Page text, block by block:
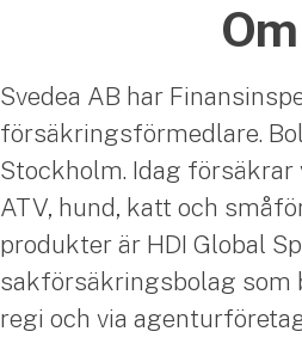
Svedea AB har
försäkringsförmedlare.
Stockholm. Idag försäkrar
ATV, hund, katt och
produkter är HDI Global
sakförsäkringsbolag som
regi och via